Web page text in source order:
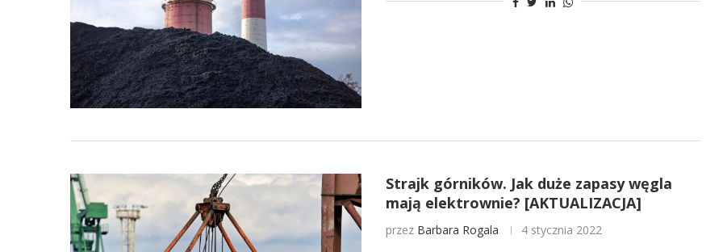
Strajk górników. Jak duże zapasy węgla
mają elektrownie? [AKTUALIZACJA]
przez Barbara Rogala 4 stycznia 2022